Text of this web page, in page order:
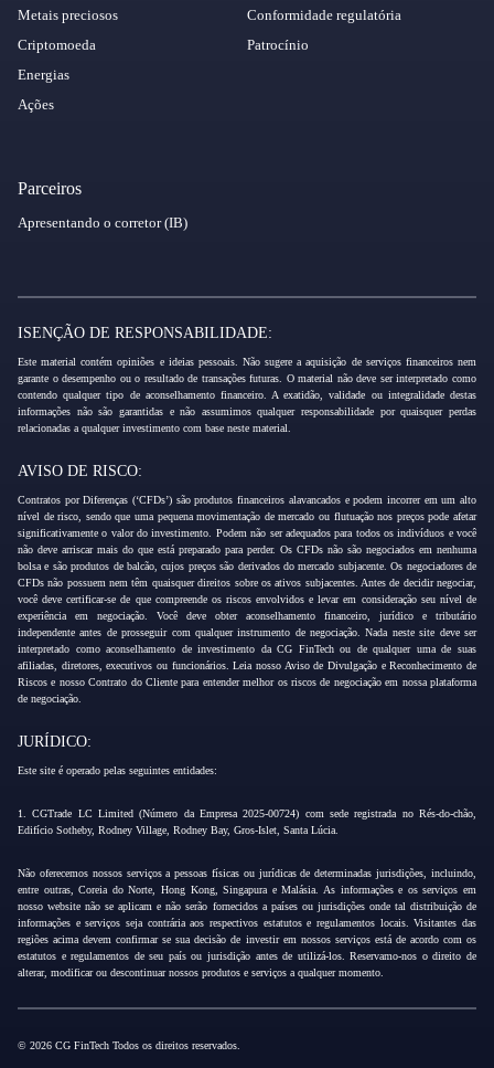
Metais preciosos
Criptomoeda
Energias
Ações
Conformidade regulatória
Patrocínio
Parceiros
Apresentando o corretor (IB)
ISENÇÃO DE RESPONSABILIDADE:
Este material contém opiniões e ideias pessoais. Não sugere a aquisição de serviços financeiros nem
garante o desempenho ou o resultado de transações futuras. O material não deve ser interpretado como
contendo qualquer tipo de aconselhamento financeiro. A exatidão, validade ou integralidade destas
informações não são garantidas e não assumimos qualquer responsabilidade por quaisquer perdas
relacionadas a qualquer investimento com base neste material.
AVISO DE RISCO:
Contratos por Diferenças (‘CFDs’) são produtos financeiros alavancados e podem incorrer em um alto
nível de risco, sendo que uma pequena movimentação de mercado ou flutuação nos preços pode afetar
significativamente o valor do investimento. Podem não ser adequados para todos os indivíduos e você
não deve arriscar mais do que está preparado para perder. Os CFDs não são negociados em nenhuma
bolsa e são produtos de balcão, cujos preços são derivados do mercado subjacente. Os negociadores de
CFDs não possuem nem têm quaisquer direitos sobre os ativos subjacentes. Antes de decidir negociar,
você deve certificar-se de que compreende os riscos envolvidos e levar em consideração seu nível de
experiência em negociação. Você deve obter aconselhamento financeiro, jurídico e tributário
independente antes de prosseguir com qualquer instrumento de negociação. Nada neste site deve ser
interpretado como aconselhamento de investimento da CG FinTech ou de qualquer uma de suas
afiliadas, diretores, executivos ou funcionários. Leia nosso Aviso de Divulgação e Reconhecimento de
Riscos e nosso Contrato do Cliente para entender melhor os riscos de negociação em nossa plataforma
de negociação.
JURÍDICO:
Este site é operado pelas seguintes entidades:
1. CGTrade LC Limited (Número da Empresa 2025-00724) com sede registrada no Rés-do-chão,
Edifício Sotheby, Rodney Village, Rodney Bay, Gros-Islet, Santa Lúcia.
Não oferecemos nossos serviços a pessoas físicas ou jurídicas de determinadas jurisdições, incluindo,
entre outras, Coreia do Norte, Hong Kong, Singapura e Malásia. As informações e os serviços em
nosso website não se aplicam e não serão fornecidos a países ou jurisdições onde tal distribuição de
informações e serviços seja contrária aos respectivos estatutos e regulamentos locais. Visitantes das
regiões acima devem confirmar se sua decisão de investir em nossos serviços está de acordo com os
estatutos e regulamentos de seu país ou jurisdição antes de utilizá-los. Reservamo-nos o direito de
alterar, modificar ou descontinuar nossos produtos e serviços a qualquer momento.
© 2026 CG FinTech Todos os direitos reservados.